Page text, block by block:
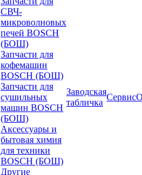
СВЧ-
микроволновых
печей BOSCH
(БОШ)
Запчасти для
кофемашин
BOSCH (БОШ)
Запчасти для
сушильных
машин BOSCH
(БОШ)
Аксессуары и
бытовая химия
для техники
BOSCH (БОШ)
Другие
Заводская
табличка
Сервис